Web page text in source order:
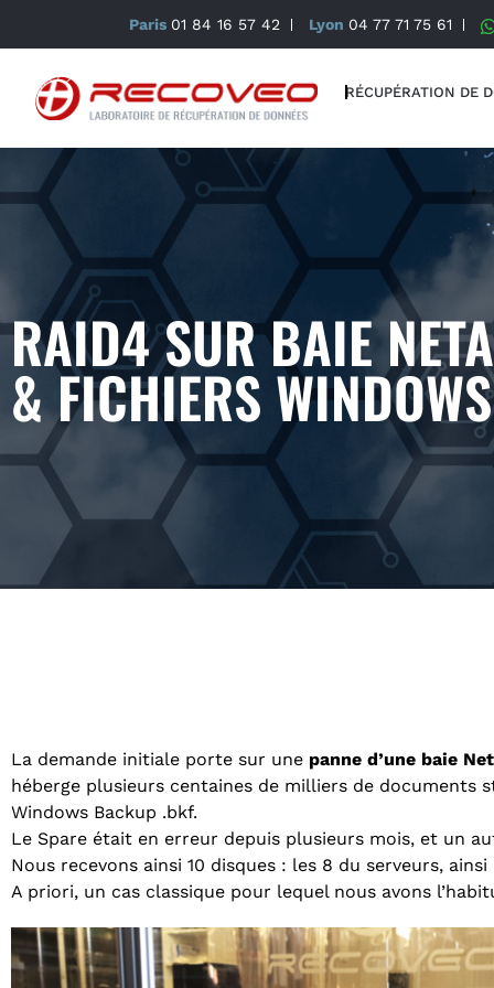
Paris 01 84 16 57 42 Lyon 04 77 71 75 61
RÉCUPÉRATION DE
RAID4 SUR BAIE
& FICHIERS
La demande initiale porte sur une panne d’une baie
héberge plusieurs centaines de milliers de documents
Windows Backup .bkf.
Le Spare était en erreur depuis plusieurs mois, et un
Nous recevons ainsi 10 disques : les 8 du serveurs,
A priori, un cas classique pour lequel nous avons